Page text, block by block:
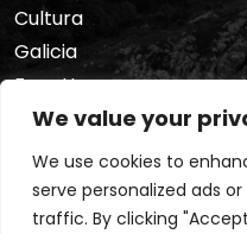
We value your
We use cookies to
serve personalized ads
traffic. By clicking
Cultura
Galicia
Foro Hermes
Nosotros
Privacidad